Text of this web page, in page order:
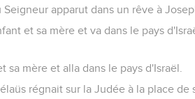
apparut dans un rêve à
et sa mère et va dans le pays
mère et alla dans le pays d'Israël.
régnait sur la Judée à la place